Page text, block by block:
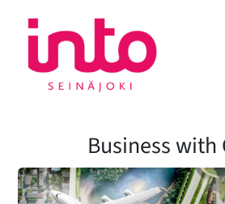
sisältöön
Business with